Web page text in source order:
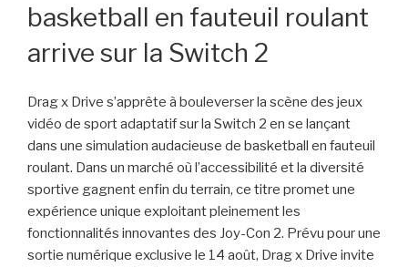
basketball en fauteuil roulant
arrive sur la Switch 2
Drag x Drive s’apprête à bouleverser la scène des jeux
vidéo de sport adaptatif sur la Switch 2 en se lançant
dans une simulation audacieuse de basketball en fauteuil
roulant. Dans un marché où l’accessibilité et la diversité
sportive gagnent enfin du terrain, ce titre promet une
expérience unique exploitant pleinement les
fonctionnalités innovantes des Joy-Con 2. Prévu pour une
sortie numérique exclusive le 14 août, Drag x Drive invite